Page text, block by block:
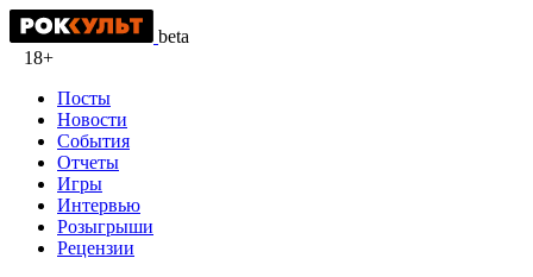
beta
18+
Посты
Новости
События
Отчеты
Игры
Интервью
Розыгрыши
Рецензии